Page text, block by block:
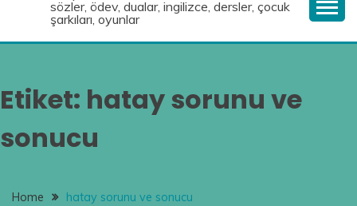
sözler, ödev, dualar, ingilizce, dersler, çocuk
şarkıları, oyunlar
Etiket: hatay sorunu ve
sonucu
Home hatay sorunu ve sonucu